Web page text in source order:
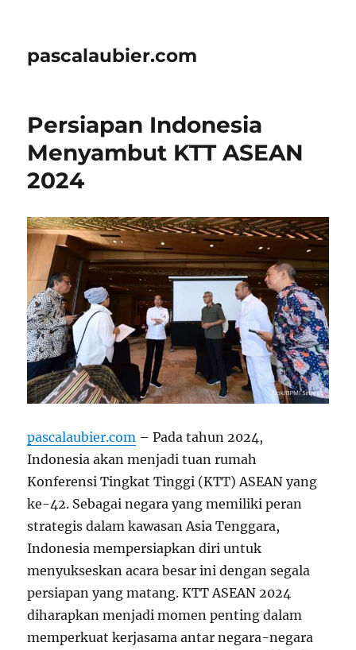
pascalaubier.com
Persiapan Indonesia
Menyambut KTT ASEAN
2024
pascalaubier.com – Pada tahun 2024,
Indonesia akan menjadi tuan rumah
Konferensi Tingkat Tinggi (KTT) ASEAN yang
ke-42. Sebagai negara yang memiliki peran
strategis dalam kawasan Asia Tenggara,
Indonesia mempersiapkan diri untuk
menyukseskan acara besar ini dengan segala
persiapan yang matang. KTT ASEAN 2024
diharapkan menjadi momen penting dalam
memperkuat kerjasama antar negara-negara